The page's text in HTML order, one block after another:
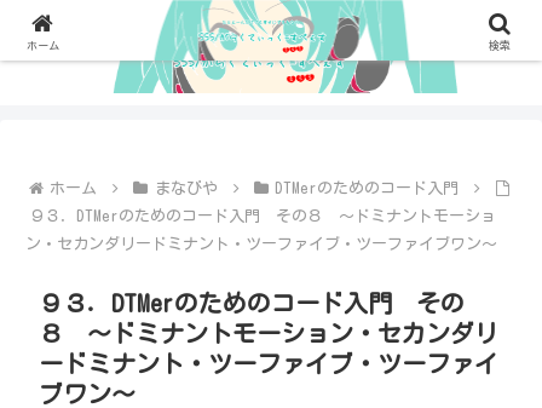
ホーム まなびや
DTMerのためのコード入門
９３．DTMerのためのコード入門 その８ ～ドミナントモーショ
ン・セカンダリードミナント・ツーファイブ・ツーファイブワン～
９３．DTMerのためのコード入門 その
８ ～ドミナントモーション・セカンダリ
ードミナント・ツーファイブ・ツーファイ
ブワン～
ホーム 検索